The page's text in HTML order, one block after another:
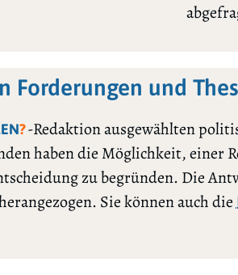
und
?-Redaktion ausgewählten
haben die Möglichkeit, einer
zu begründen. Die
Sie können auch die